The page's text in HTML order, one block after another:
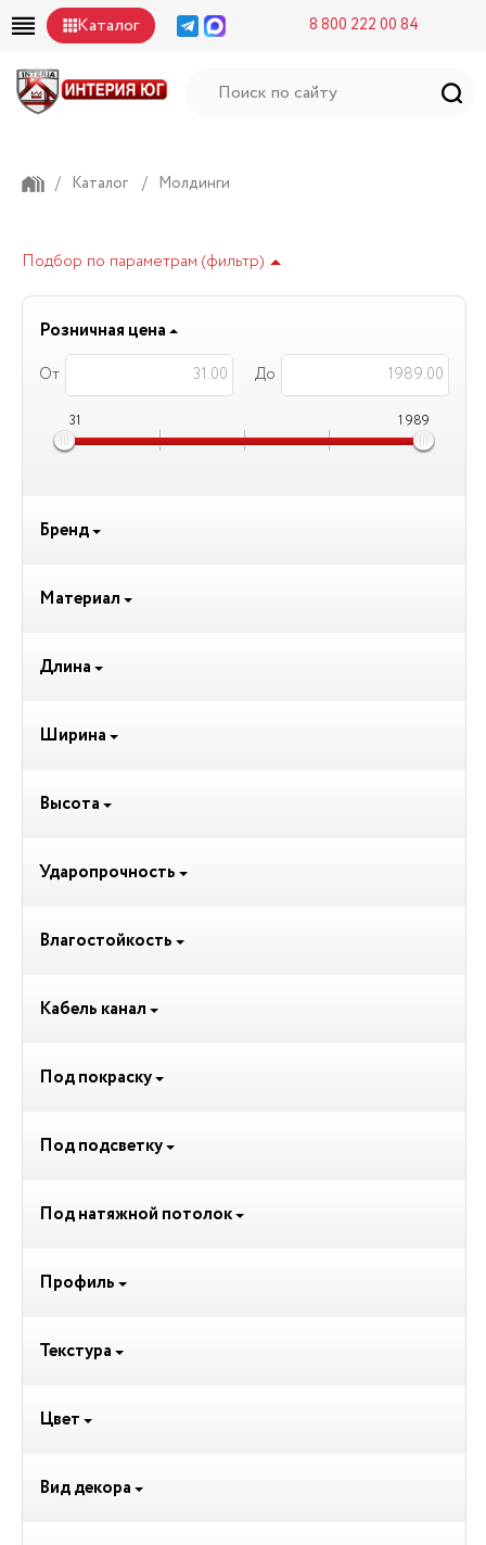
Каталог 8 800 222 00 84
/ Каталог / Молдинги
Подбор по параметрам (фильтр)
Розничная цена
От До
31 1 989
Бренд
Материал
Длина
Ширина
Высота
Ударопрочность
Влагостойкость
Кабель канал
Под покраску
Под подсветку
Под натяжной потолок
Профиль
Текстура
Цвет
Вид декора